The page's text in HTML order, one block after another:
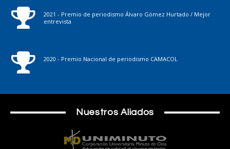
2021 - Premio de periodismo Álvaro Gómez Hurtado / Mejor
entrevista
2020 - Premio Nacional de periodismo CAMACOL
Nuestros Aliados